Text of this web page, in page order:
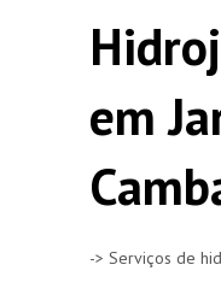
em
-> Serviços de